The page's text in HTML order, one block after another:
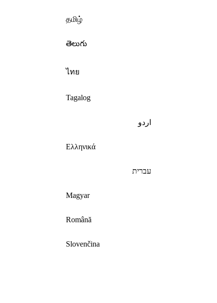
தமிழ்
తెలుగు
ไทย
Tagalog
اردو
Ελληνικά
עברית
Magyar
Română
Slovenčina